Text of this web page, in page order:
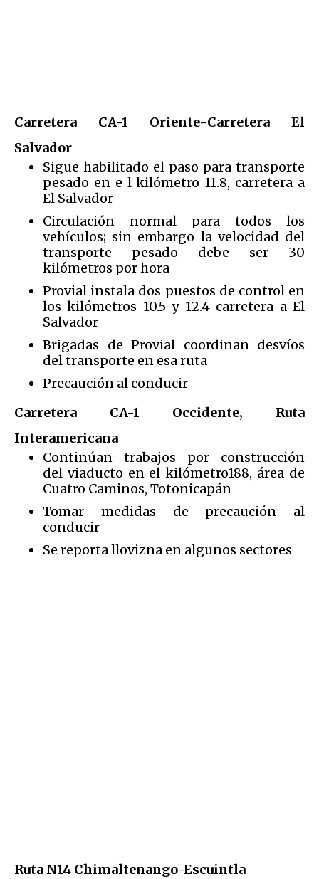
Carretera CA-1 Oriente-Carretera El
Salvador
Sigue habilitado el paso para transporte
pesado en e l kilómetro 11.8, carretera a
El Salvador
Circulación normal para todos los
vehículos; sin embargo la velocidad del
transporte pesado debe ser 30
kilómetros por hora
Provial instala dos puestos de control en
los kilómetros 10.5 y 12.4 carretera a El
Salvador
Brigadas de Provial coordinan desvíos
del transporte en esa ruta
Precaución al conducir
Carretera CA-1 Occidente, Ruta
Interamericana
Continúan trabajos por construcción
del viaducto en el kilómetro188, área de
Cuatro Caminos, Totonicapán
Tomar medidas de precaución al
conducir
Se reporta llovizna en algunos sectores
Ruta N14 Chimaltenango-Escuintla